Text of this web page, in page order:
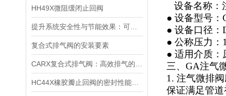
HH49X微阻缓闭止回阀
复合式排气阀的安装要素
设备名称：
● 设备型号：
● 设备口径：
● 公称压力：
● 适用介质：
三、GA注气
1. 注气微排
保证满足管